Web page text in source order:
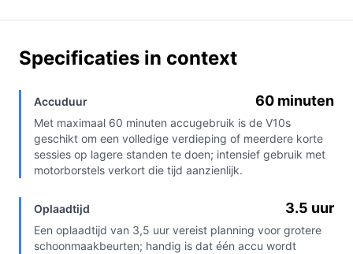
Specificaties in context
Accuduur 60 minuten
Met maximaal 60 minuten accugebruik is de V10s
geschikt om een volledige verdieping of meerdere korte
sessies op lagere standen te doen; intensief gebruik met
motorborstels verkort die tijd aanzienlijk.
Oplaadtijd 3.5 uur
Een oplaadtijd van 3,5 uur vereist planning voor grotere
schoonmaakbeurten; handig is dat één accu wordt